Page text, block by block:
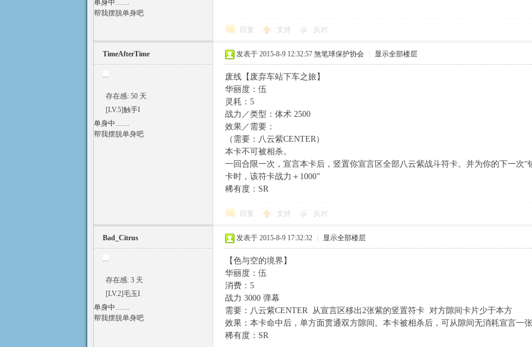
方
论
单身中……
帮我摆脱单身吧
回复
支持 反对
TimeAfterTime
存在感: 50 天
[LV.5]触手I
单身中……
帮我摆脱单身吧
发表于 2015-8-9 12:32:57 煞笔球保护协会 显示全部楼层
废线【废弃车站下车之旅】
华丽度：伍
灵耗：5
战力／类型：体术 2500
效果／需要：
（需要：八云紫CENTER）
本卡不可被相杀。
一回合限一次，宣言本卡后，竖置你宣言区全部八云紫战斗符卡。并为你的下一次“
卡时，该符卡战力＋1000”
稀有度：SR
回复 支持 反对
Bad_Citrus
存在感: 3 天
[LV.2]毛玉I
单身中……
帮我摆脱单身吧
发表于 2015-8-9 17:32:32 显示全部楼层
【色与空的境界】
华丽度：伍
消费：5
战力 3000 弹幕
需要：八云紫CENTER 从宣言区移出2张紫的竖置符卡 对方隙间卡片少于本方
效果：本卡命中后，单方面贯通双方隙间。本卡被相杀后，可从隙间无消耗宣言一
稀有度：SR